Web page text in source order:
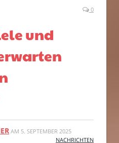
und
0
AM 5. SEPTEMBER 2025
NACHRICHTEN